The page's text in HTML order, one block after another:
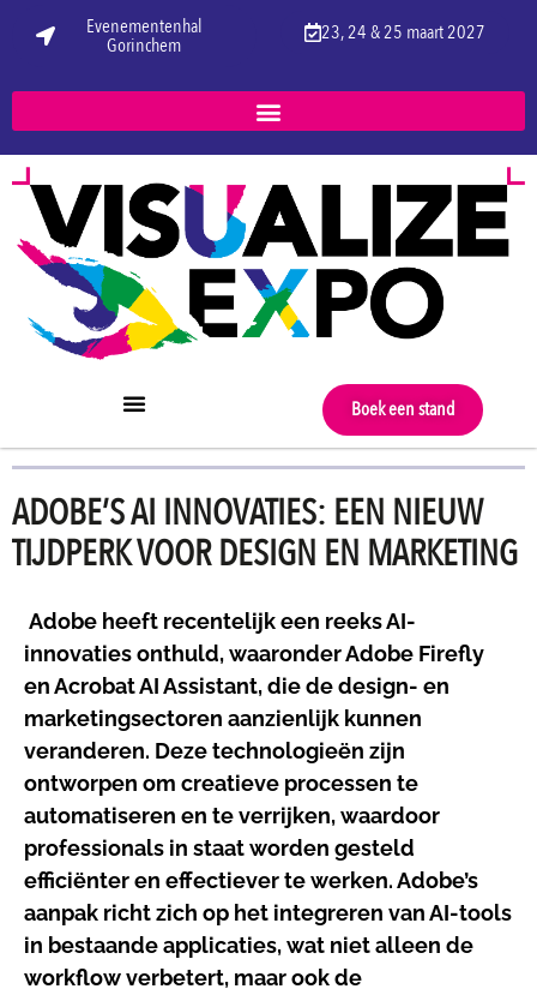
Evenementenhal
Gorinchem
23, 24 & 25 maart 2027
Boek een stand
ADOBE’S AI INNOVATIES: EEN NIEUW
TIJDPERK VOOR DESIGN EN MARKETING
Adobe heeft recentelijk een reeks AI-
innovaties onthuld, waaronder Adobe Firefly
en Acrobat AI Assistant, die de design- en
marketingsectoren aanzienlijk kunnen
veranderen. Deze technologieën zijn
ontworpen om creatieve processen te
automatiseren en te verrijken, waardoor
professionals in staat worden gesteld
efficiënter en effectiever te werken. Adobe’s
aanpak richt zich op het integreren van AI-tools
in bestaande applicaties, wat niet alleen de
workflow verbetert, maar ook de